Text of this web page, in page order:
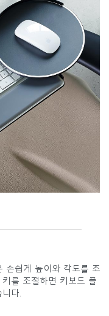
손쉽게 높이와 각도를 조
를 조절하면 키보드 플
다.